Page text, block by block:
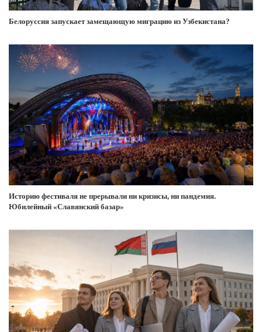
Белоруссия запускает замещающую миграцию из Узбекистана?
Историю фестиваля не прерывали ни кризисы, ни пандемия.
Юбилейный «Славянский базар»